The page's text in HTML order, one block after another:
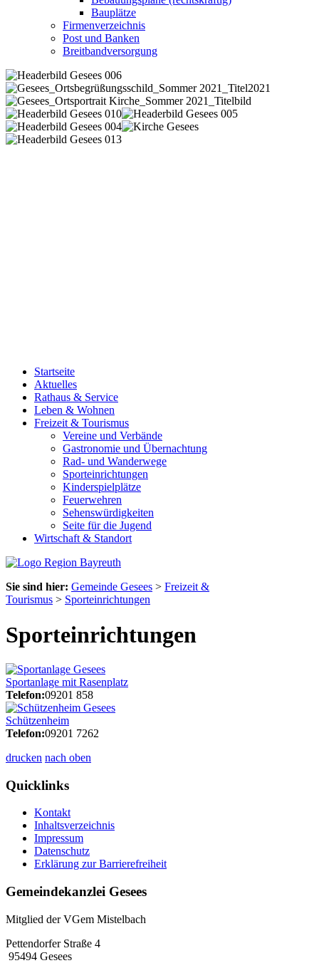
Bauplätze
Firmenverzeichnis
Post und Banken
Breitbandversorgung
Startseite
Aktuelles
Rathaus & Service
Leben & Wohnen
Freizeit & Tourismus
Vereine und Verbände
Gastronomie und Übernachtung
Rad- und Wanderwege
Sporteinrichtungen
Kinderspielplätze
Feuerwehren
Sehenswürdigkeiten
Seite für die Jugend
Wirtschaft & Standort
Sie sind hier: Gemeinde Gesees > Freizeit &
Tourismus > Sporteinrichtungen
Sporteinrichtungen
Sportanlage mit Rasenplatz
Telefon:09201 858
Schützenheim
Telefon:09201 7262
drucken nach oben
Quicklinks
Kontakt
Inhaltsverzeichnis
Impressum
Datenschutz
Erklärung zur Barrierefreiheit
Gemeindekanzlei Gesees
Mitglied der VGem Mistelbach
Pettendorfer Straße 4
95494 Gesees